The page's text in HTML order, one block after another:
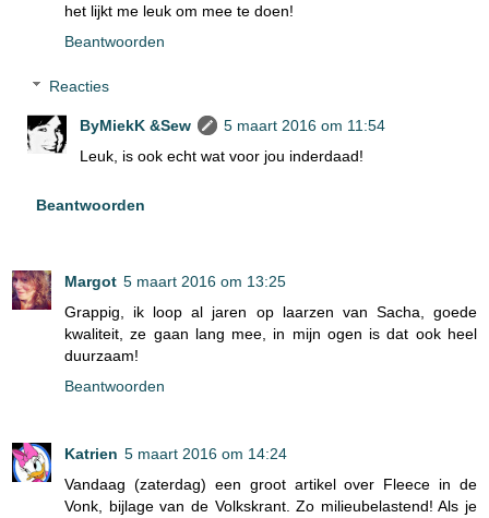
het lijkt me leuk om mee te doen!
Beantwoorden
Reacties
ByMiekK &Sew
5 maart 2016 om 11:54
Leuk, is ook echt wat voor jou inderdaad!
Beantwoorden
Margot 5 maart 2016 om 13:25
Grappig, ik loop al jaren op laarzen van Sacha, goede
kwaliteit, ze gaan lang mee, in mijn ogen is dat ook heel
duurzaam!
Beantwoorden
Katrien 5 maart 2016 om 14:24
Vandaag (zaterdag) een groot artikel over Fleece in de
Vonk, bijlage van de Volkskrant. Zo milieubelastend! Als je